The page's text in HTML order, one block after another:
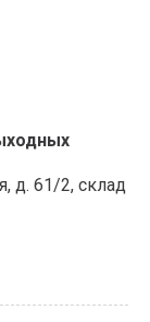
д. 61/2, склад